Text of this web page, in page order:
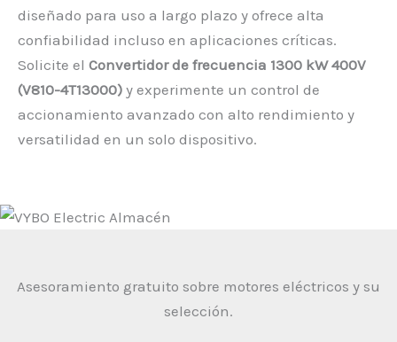
diseñado para uso a largo plazo y ofrece alta
confiabilidad incluso en aplicaciones críticas.
Solicite el Convertidor de frecuencia 1300 kW 400V
(V810-4T13000) y experimente un control de
accionamiento avanzado con alto rendimiento y
versatilidad en un solo dispositivo.
Asesoramiento gratuito sobre motores eléctricos y su
selección.